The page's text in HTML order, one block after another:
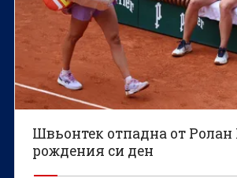
Швьонтек отпадна от Ролан
рождения си ден